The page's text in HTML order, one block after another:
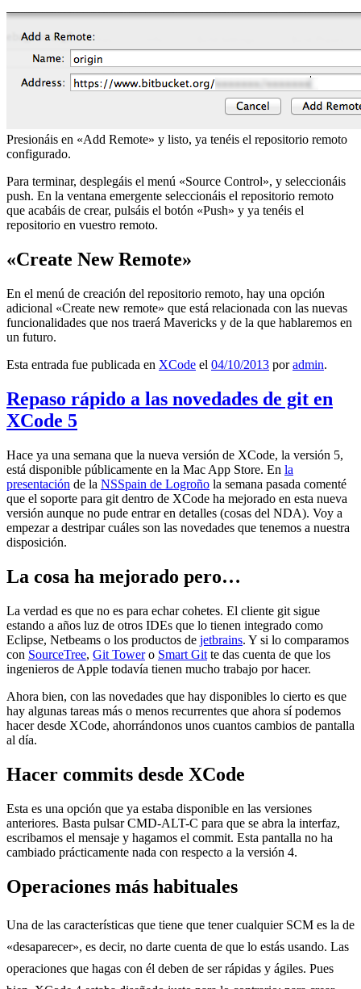
Presionáis en «Add Remote» y listo, ya tenéis el repositorio remoto
configurado.
Para terminar, desplegáis el menú «Source Control», y seleccionáis
push. En la ventana emergente seleccionáis el repositorio remoto
que acabáis de crear, pulsáis el botón «Push» y ya tenéis el
repositorio en vuestro remoto.
«Create New Remote»
En el menú de creación del repositorio remoto, hay una opción
adicional «Create new remote» que está relacionada con las nuevas
funcionalidades que nos traerá Mavericks y de la que hablaremos en
un futuro.
Esta entrada fue publicada en XCode el 04/10/2013 poradmin.
Repaso rápido a las novedades de git en
XCode 5
Hace ya una semana que la nueva versión de XCode, la versión 5,
está disponible públicamente en la Mac App Store. En la
presentación de la NSSpain de Logroño la semana pasada comenté
que el soporte para git dentro de XCode ha mejorado en esta nueva
versión aunque no pude entrar en detalles (cosas del NDA). Voy a
empezar a destripar cuáles son las novedades que tenemos a nuestra
disposición.
La cosa ha mejorado pero…
La verdad es que no es para echar cohetes. El cliente git sigue
estando a años luz de otros IDEs que lo tienen integrado como
Eclipse, Netbeams o los productos de jetbrains. Y si lo comparamos
con SourceTree, Git Towero Smart Git te das cuenta de que los
ingenieros de Apple todavía tienen mucho trabajo por hacer.
Ahora bien, con las novedades que hay disponibles lo cierto es que
hay algunas tareas más o menos recurrentes que ahora sí podemos
hacer desde XCode, ahorrándonos unos cuantos cambios de pantalla
al día.
Hacer commits desde XCode
Esta es una opción que ya estaba disponible en las versiones
anteriores. Basta pulsar CMD-ALT-C para que se abra la interfaz,
escribamos el mensaje y hagamos el commit. Esta pantalla no ha
cambiado prácticamente nada con respecto a la versión 4.
Operaciones más habituales
Una de las características que tiene que tener cualquier SCM es la de
«desaparecer», es decir, no darte cuenta de que lo estás usando. Las
operaciones que hagas con él deben de ser rápidas y ágiles. Pues